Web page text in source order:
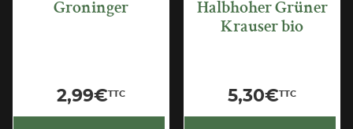
Groninger
2,99€TTC
Halbhoher Grüner
Krauser bio
5,30€TTC